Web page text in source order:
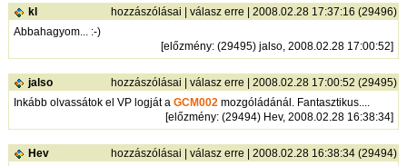
kl hozzászólásai válasz erre | 2008.02.28 17:37:16 (29496)
Abbahagyom... :-)
[előzmény: (29495) jalso, 2008.02.28 17:00:52]
jalso hozzászólásai válasz erre | 2008.02.28 17:00:52 (29495)
Inkább olvassátok el VP logját a GCM002mozgóládánál. Fantasztikus....
[előzmény: (29494) Hev, 2008.02.28 16:38:34]
Hev hozzászólásai válasz erre | 2008.02.28 16:38:34 (29494)